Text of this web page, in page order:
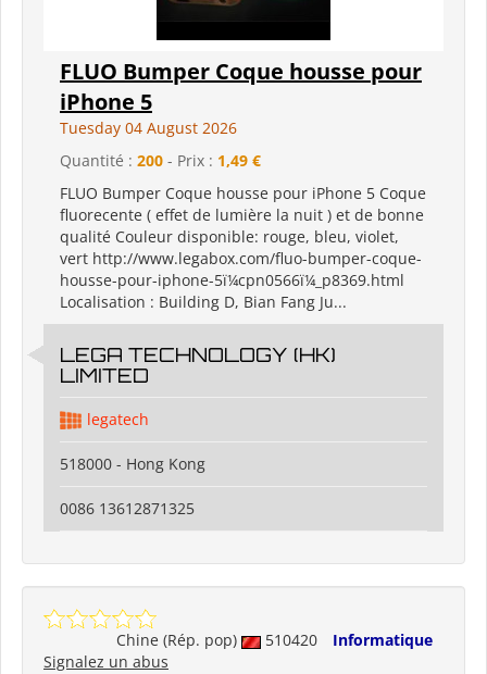
FLUO Bumper Coque housse pour
iPhone 5
Tuesday 04 August 2026
Quantité : 200 - Prix : 1,49 €
FLUO Bumper Coque housse pour iPhone 5 Coque
fluorecente ( effet de lumière la nuit ) et de bonne
qualité Couleur disponible: rouge, bleu, violet,
vert http://www.legabox.com/fluo-bumper-coque-
housse-pour-iphone-5ï¼cpn0566ï¼_p8369.html
Localisation : Building D, Bian Fang Ju...
LEGA TECHNOLOGY (HK)
LIMITED
legatech
518000 - Hong Kong
0086 13612871325
Chine (Rép. pop) 510420
Informatique
Signalez un abus